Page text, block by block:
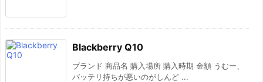
Blackberry Q10
ブランド 商品名 購入場所 購入時期 金額 うむー、
バッテリ持ちが悪いのがしんど ...